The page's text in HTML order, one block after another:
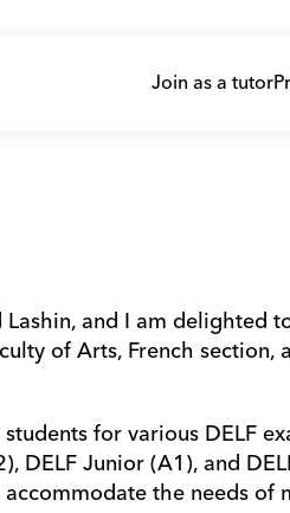
Join as a tutor
and I am delighted
of Arts, French
for various DELF
DELF Junior (A1), and
the needs of